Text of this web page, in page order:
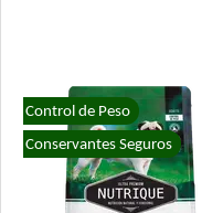
Control de Peso
Conservantes Seguros